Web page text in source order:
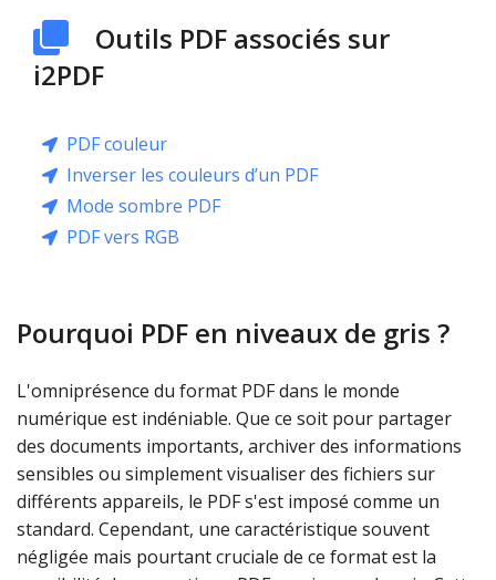
Outils PDF associés sur
i2PDF
PDF couleur
Inverser les couleurs d’un PDF
Mode sombre PDF
PDF vers RGB
Pourquoi PDF en niveaux de gris ?
L'omniprésence du format PDF dans le monde
numérique est indéniable. Que ce soit pour partager
des documents importants, archiver des informations
sensibles ou simplement visualiser des fichiers sur
différents appareils, le PDF s'est imposé comme un
standard. Cependant, une caractéristique souvent
négligée mais pourtant cruciale de ce format est la